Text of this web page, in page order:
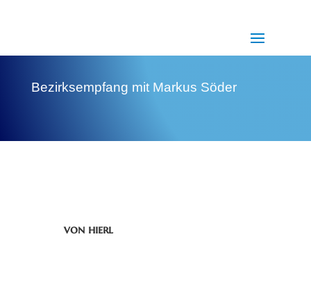
Bezirksempfang mit Markus Söder
von hierl